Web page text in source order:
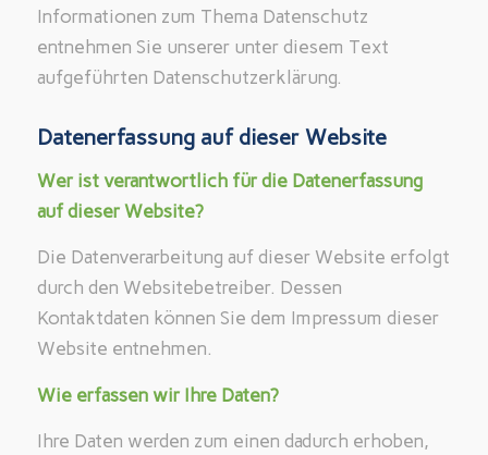
Informationen zum Thema Datenschutz
entnehmen Sie unserer unter diesem Text
aufgeführten Datenschutzerklärung.
Datenerfassung auf dieser Website
Wer ist verantwortlich für die Datenerfassung
auf dieser Website?
Die Datenverarbeitung auf dieser Website erfolgt
durch den Websitebetreiber. Dessen
Kontaktdaten können Sie dem Impressum dieser
Website entnehmen.
Wie erfassen wir Ihre Daten?
Ihre Daten werden zum einen dadurch erhoben,